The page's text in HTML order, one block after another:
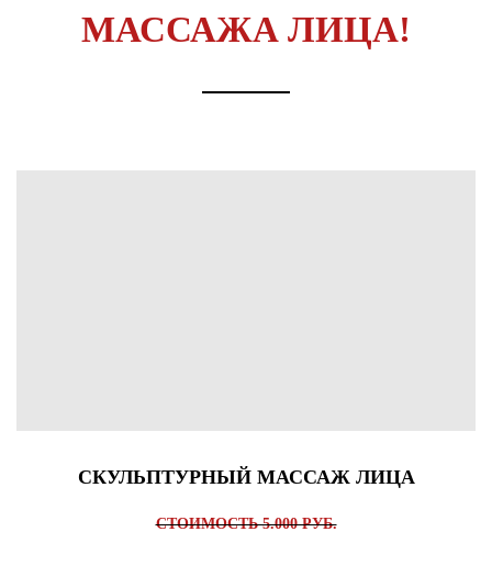
МАССАЖА ЛИЦА!
СКУЛЬПТУРНЫЙ МАССАЖ ЛИЦА
СТОИМОСТЬ 5.000 РУБ.